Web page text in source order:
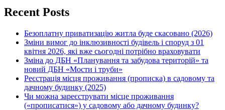
Recent Posts
Безоплатну приватизацію житла буде скасовано (2026)
Зміни вимог до інклюзивності будівель і споруд з 01
квітня 2026, які вже сьогодні потрібно враховувати
Зміна до ДБН «Планування та забудова територій» та
новий ДБН «Мости і труби»
Реєстрація місця проживання (прописка) в садовому та
дачному будинку (2025)
Чи можна зареєструвати місце проживання
(«прописатися») у садовому або дачному будинку?